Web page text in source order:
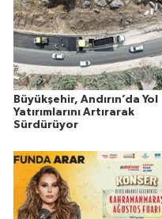
Büyükşehir, Andırın’da Yol
Yatırımlarını Artırarak
Sürdürüyor